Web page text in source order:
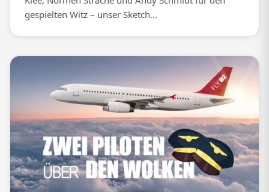
gespielten Witz – unser Sketch...